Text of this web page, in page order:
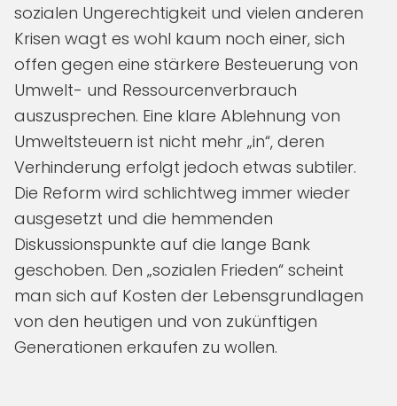
sozialen Ungerechtigkeit und vielen anderen
Krisen wagt es wohl kaum noch einer, sich
offen gegen eine stärkere Besteuerung von
Umwelt- und Ressourcenverbrauch
auszusprechen. Eine klare Ablehnung von
Umweltsteuern ist nicht mehr „in“, deren
Verhinderung erfolgt jedoch etwas subtiler.
Die Reform wird schlichtweg immer wieder
ausgesetzt und die hemmenden
Diskussionspunkte auf die lange Bank
geschoben. Den „sozialen Frieden“ scheint
man sich auf Kosten der Lebensgrundlagen
von den heutigen und von zukünftigen
Generationen erkaufen zu wollen.